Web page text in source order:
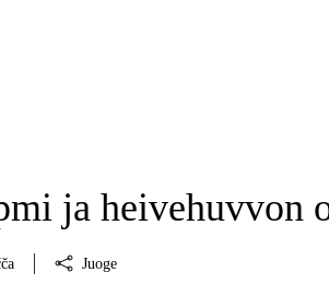
ja heivehuvvon
Juoge